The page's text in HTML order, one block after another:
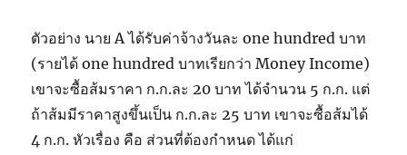
ตัวอย่าง นาย A ได้รับค่าจ้างวันละ one hundred บาท
(รายได้ one hundred บาทเรียกว่า Money Income)
เขาจะซื้อส้มราคา ก.ก.ละ 20 บาท ได้จำนวน 5 ก.ก. แต่
ถ้าส้มมีราคาสูงขึ้นเป็น ก.ก.ละ 25 บาท เขาจะซื้อส้มได้
4 ก.ก. หัวเรื่อง คือ ส่วนที่ต้องกำหนด ได้แก่